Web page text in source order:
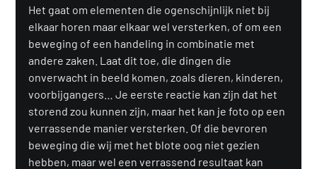
Het gaat om elementen die ogenschijnlijk niet bij
elkaar horen maar elkaar wel versterken, of om een
beweging of een handeling in combinatie met
andere zaken. Laat dit toe, die dingen die
onverwacht in beeld komen, zoals dieren, kinderen,
voorbijgangers… Je eerste reactie kan zijn dat het
storend zou kunnen zijn, maar het kan je foto op een
verrassende manier versterken. Of die bevroren
beweging die wij met het blote oog niet gezien
hebben, maar wel een verrassend resultaat kan